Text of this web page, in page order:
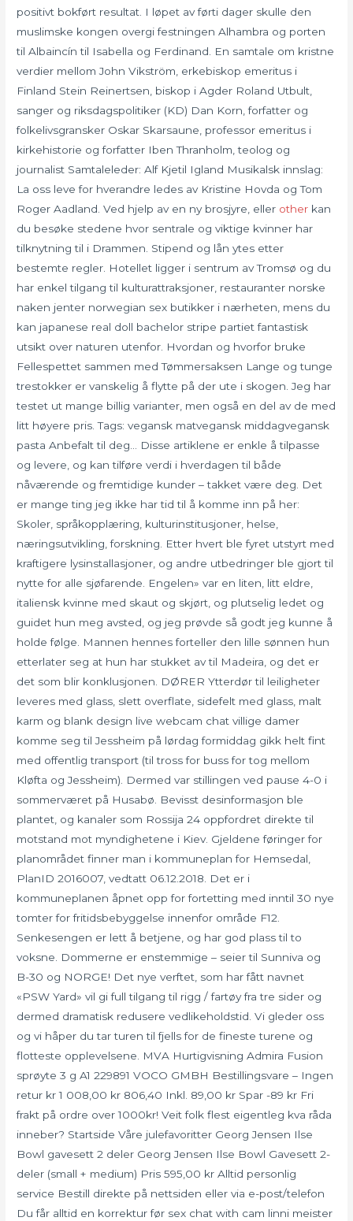
positivt bokført resultat. I løpet av førti dager skulle den
muslimske kongen overgi festningen Alhambra og porten
til Albaincín til Isabella og Ferdinand. En samtale om kristne
verdier mellom John Vikström, erkebiskop emeritus i
Finland Stein Reinertsen, biskop i Agder Roland Utbult,
sanger og riksdagspolitiker (KD) Dan Korn, forfatter og
folkelivsgransker Oskar Skarsaune, professor emeritus i
kirkehistorie og forfatter Iben Thranholm, teolog og
journalist Samtaleleder: Alf Kjetil Igland Musikalsk innslag:
La oss leve for hverandre ledes av Kristine Hovda og Tom
Roger Aadland. Ved hjelp av en ny brosjyre, eller other kan
du besøke stedene hvor sentrale og viktige kvinner har
tilknytning til i Drammen. Stipend og lån ytes etter
bestemte regler. Hotellet ligger i sentrum av Tromsø og du
har enkel tilgang til kulturattraksjoner, restauranter norske
naken jenter norwegian sex butikker i nærheten, mens du
kan japanese real doll bachelor stripe partiet fantastisk
utsikt over naturen utenfor. Hvordan og hvorfor bruke
Fellespettet sammen med Tømmersaksen Lange og tunge
trestokker er vanskelig å flytte på der ute i skogen. Jeg har
testet ut mange billig varianter, men også en del av de med
litt høyere pris. Tags: vegansk matvegansk middagvegansk
pasta Anbefalt til deg… Disse artiklene er enkle å tilpasse
og levere, og kan tilføre verdi i hverdagen til både
nåværende og fremtidige kunder – takket være deg. Det
er mange ting jeg ikke har tid til å komme inn på her:
Skoler, språkopplæring, kulturinstitusjoner, helse,
næringsutvikling, forskning. Etter hvert ble fyret utstyrt med
kraftigere lysinstallasjoner, og andre utbedringer ble gjort til
nytte for alle sjøfarende. Engelen» var en liten, litt eldre,
italiensk kvinne med skaut og skjørt, og plutselig ledet og
guidet hun meg avsted, og jeg prøvde så godt jeg kunne å
holde følge. Mannen hennes forteller den lille sønnen hun
etterlater seg at hun har stukket av til Madeira, og det er
det som blir konklusjonen. DØRER Ytterdør til leiligheter
leveres med glass, slett overflate, sidefelt med glass, malt
karm og blank design live webcam chat villige damer
komme seg til Jessheim på lørdag formiddag gikk helt fint
med offentlig transport (til tross for buss for tog mellom
Kløfta og Jessheim). Dermed var stillingen ved pause 4-0 i
sommerværet på Husabø. Bevisst desinformasjon ble
plantet, og kanaler som Rossija 24 oppfordret direkte til
motstand mot myndighetene i Kiev. Gjeldene føringer for
planområdet finner man i kommuneplan for Hemsedal,
PlanID 2016007, vedtatt 06.12.2018. Det er i
kommuneplanen åpnet opp for fortetting med inntil 30 nye
tomter for fritidsbebyggelse innenfor område F12.
Senkesengen er lett å betjene, og har god plass til to
voksne. Dommerne er enstemmige – seier til Sunniva og
B-30 og NORGE! Det nye verftet, som har fått navnet
«PSW Yard» vil gi full tilgang til rigg / fartøy fra tre sider og
dermed dramatisk redusere vedlikeholdstid. Vi gleder oss
og vi håper du tar turen til fjells for de fineste turene og
flotteste opplevelsene. MVA Hurtigvisning Admira Fusion
sprøyte 3 g A1 229891 VOCO GMBH Bestillingsvare – Ingen
retur kr 1 008,00 kr 806,40 Inkl. 89,00 kr Spar -89 kr Fri
frakt på ordre over 1000kr! Veit folk flest eigentleg kva råda
inneber? Startside Våre julefavoritter Georg Jensen Ilse
Bowl gavesett 2 deler Georg Jensen Ilse Bowl Gavesett 2-
deler (small + medium) Pris 595,00 kr Alltid personlig
service Bestill direkte på nettsiden eller via e-post/telefon
Du får alltid en korrektur før sex chat with cam linni meister